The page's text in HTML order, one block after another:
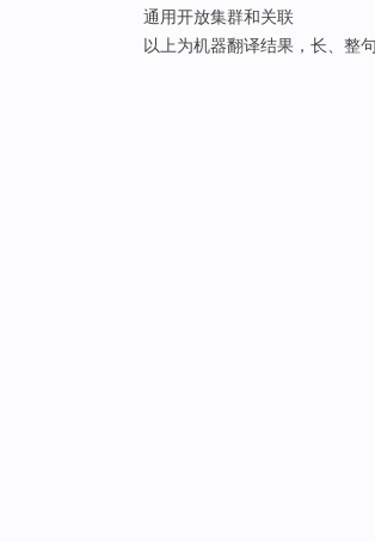
通用开放集群和关联
以上为机器翻译结果，长、整